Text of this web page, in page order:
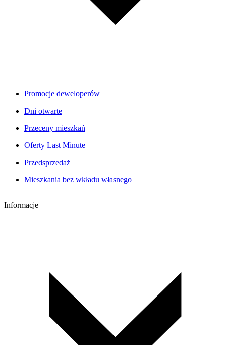
Promocje deweloperów
Dni otwarte
Przeceny mieszkań
Oferty Last Minute
Przedsprzedaż
Mieszkania bez wkładu własnego
Informacje